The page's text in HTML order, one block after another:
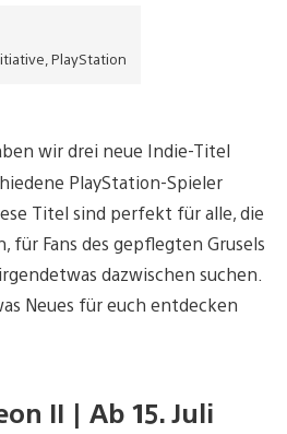
PlayStation
wir drei neue Indie-Titel
PlayStation-Spieler
Titel sind perfekt für alle, die
für Fans des gepflegten Grusels
dazwischen suchen.
Neues für euch entdecken
II | Ab 15. Juli